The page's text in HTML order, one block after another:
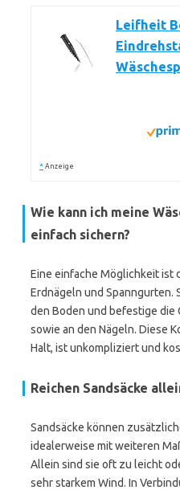
Leifheit
* Anzeige
Wie kann ich meine
einfach sichern?
Eine einfache Möglichkeit ist
Erdnägeln und Spanngurten.
den Boden und befestige die
sowie an den Nägeln. Diese
Halt, ist unkompliziert und
Reichen Sandsäcke
Sandsäcke können
idealerweise mit weiteren
Allein sind sie oft zu leicht
sehr starkem Wind. In